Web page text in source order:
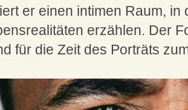
er einen intimen Raum,
erzählen. Der
für die Zeit des Porträts